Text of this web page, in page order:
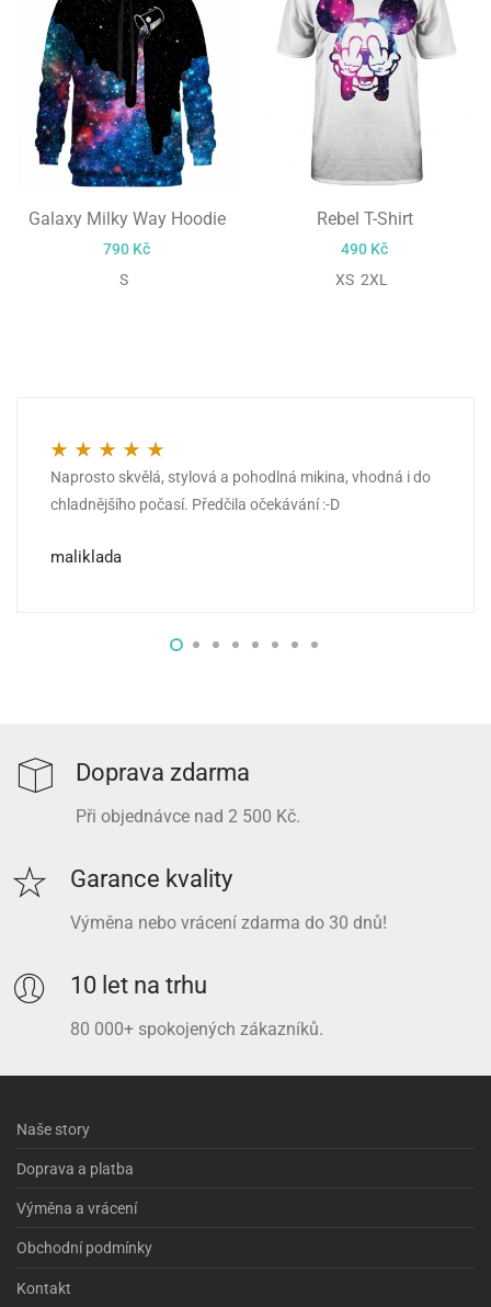
Galaxy Milky Way Hoodie
790 Kč
S
Rebel T-Shirt
490 Kč
XS 2XL
Hodnocení 5z 5
Naprosto skvělá, stylová a pohodlná mikina, vhodná i do
chladnějšího počasí. Předčila očekávání :-D
maliklada
Doprava zdarma
Při objednávce nad 2 500 Kč.
Garance kvality
Výměna nebo vrácení zdarma do 30 dnů!
10 let na trhu
80 000+ spokojených zákazníků.
Naše story
Doprava a platba
Výměna a vrácení
Obchodní podmínky
Kontakt